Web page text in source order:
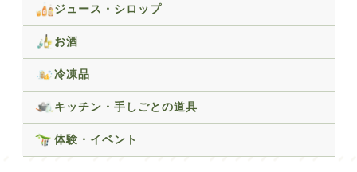
ジュース・シロップ
お酒
冷凍品
キッチン・手しごとの道具
体験・イベント